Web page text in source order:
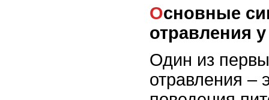
Основные симптомы
отравления
Один из
отравления –